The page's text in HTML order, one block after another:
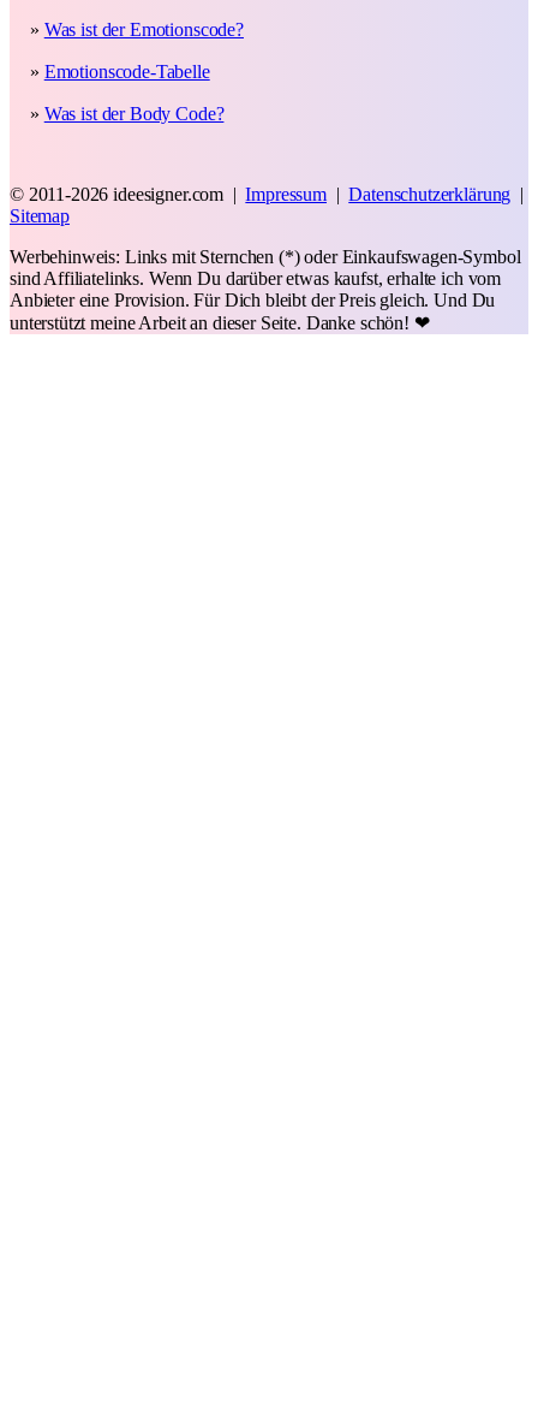
» Was ist der Emotionscode?
» Emotionscode-Tabelle
» Was ist der Body Code?
© 2011-2026 ideesigner.com |Impressum |Datenschutzerklärung |
Sitemap
Werbehinweis: Links mit Sternchen (*) oder Einkaufswagen-Symbol
sind Affiliatelinks. Wenn Du darüber etwas kaufst, erhalte ich vom
Anbieter eine Provision. Für Dich bleibt der Preis gleich. Und Du
unterstützt meine Arbeit an dieser Seite. Danke schön! ❤